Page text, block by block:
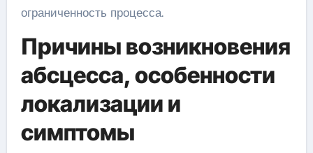
ограниченность процесса.
Причины возникновения
абсцесса, особенности
локализации и
симптомы